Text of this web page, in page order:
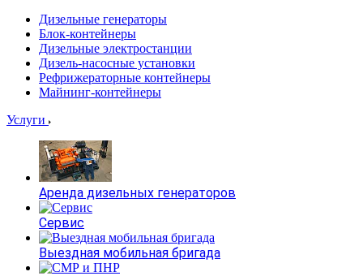
Дизельные генераторы
Блок-контейнеры
Дизельные электростанции
Дизель-насосные установки
Рефрижераторные контейнеры
Майнинг-контейнеры
Услуги
Аренда дизельных генераторов
Сервис
Выездная мобильная бригада